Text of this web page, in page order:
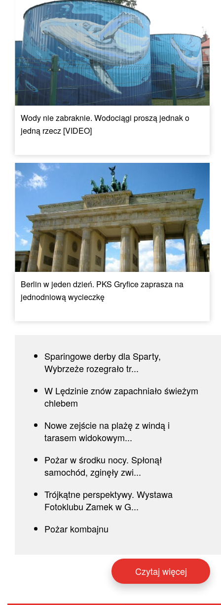
Wody nie zabraknie. Wodociągi proszą jednak o
jedną rzecz [VIDEO]
Berlin w jeden dzień. PKS Gryfice zaprasza na
jednodniową wycieczkę
Sparingowe derby dla Sparty,
Wybrzeże rozegrało tr...
W Lędzinie znów zapachniało świeżym
chlebem
Nowe zejście na plażę z windą i
tarasem widokowym...
Pożar w środku nocy. Spłonął
samochód, zginęły zwi...
Trójkątne perspektywy. Wystawa
Fotoklubu Zamek w G...
Pożar kombajnu
Czytaj więcej